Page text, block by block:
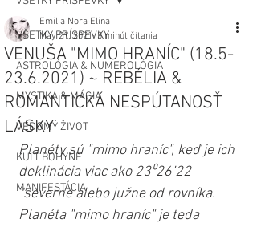
VŠETKY PRÍSPEVKY
ASTROLÓGIA & NUMEROLÓGIA
MYSTIKA & MÁGIA
VEDOMÝ ŽIVOT
KULT BOHYNE
MANIFESTÁCIA
VENUŠA "MIMO HRANÍC" (18.5-
23.6.2021) ~ REBÉLIA &
ROMANTICKÁ NESPÚTANOSŤ
LÁSKY
Emilia Nora Elina
May 21, 2021 3 minút čítania
Planéty sú "mimo hraníc", keď je ich
deklinácia viac ako 23⁰26’22
“severne alebo južne od rovníka.
Planéta "mimo hraníc" je teda